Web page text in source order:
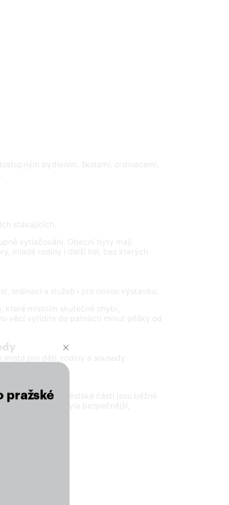
pražské
bydlením, školami, ordinacemi,
stávajících.
vytlačováni. Obecní byty mají
mladé rodiny i další lidi, bez kterých
ordinací a služeb i pro novou výstavbu.
místním skutečně chybí,
věcí vyřídíte do patnácti minut pěšky od
pro děti, rodiny a sousedy.
Duší městské části jsou běžné
aby byla bezpečnější,